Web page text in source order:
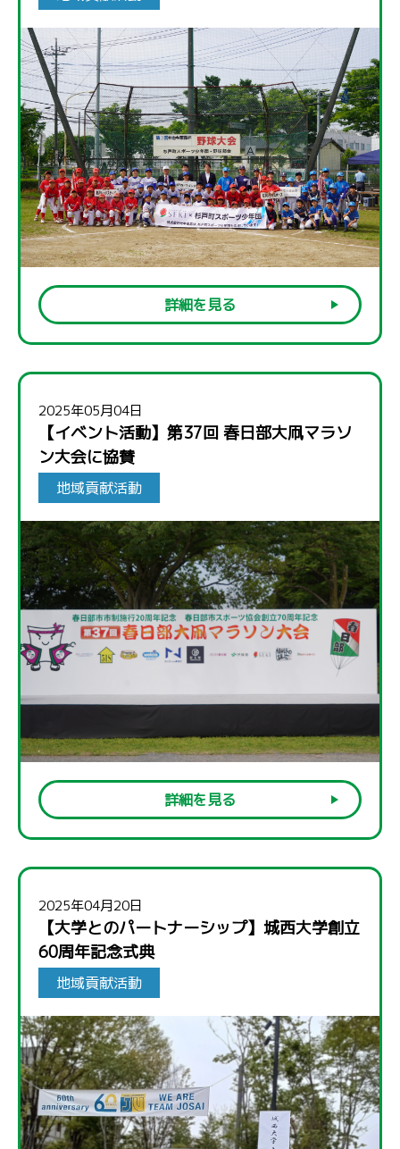
詳細を見る
2025年05月04日
【イベント活動】第37回 春日部大凧マラソ
ン大会に協賛
地域貢献活動
詳細を見る
2025年04月20日
【大学とのパートナーシップ】城西大学創立
60周年記念式典
地域貢献活動